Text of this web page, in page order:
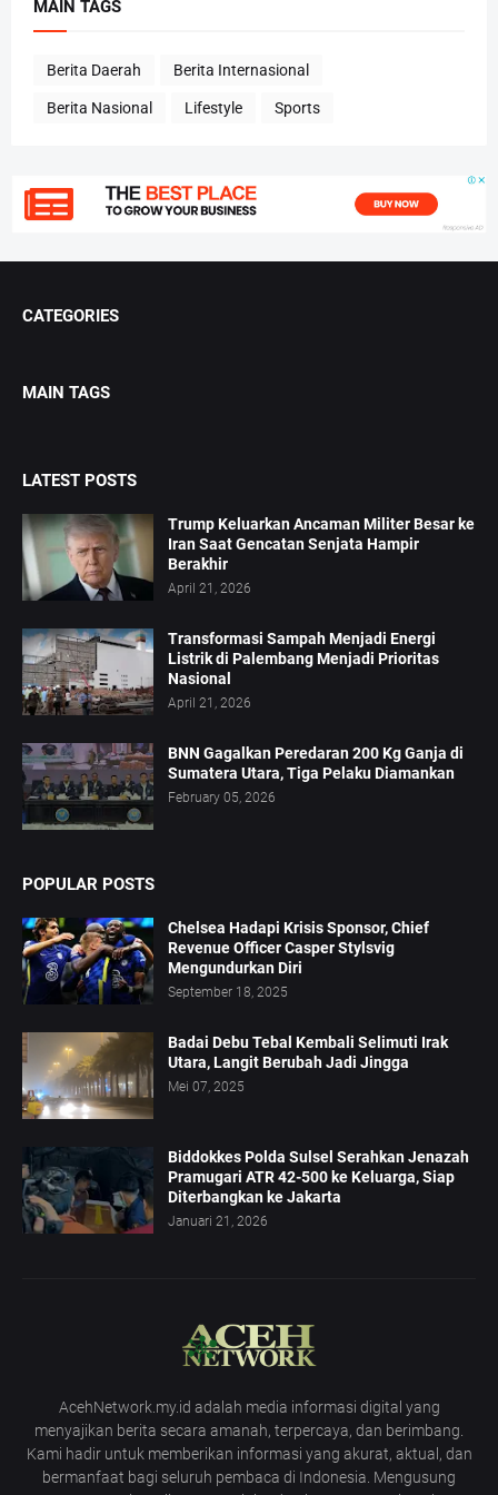
MAIN TAGS
Berita Daerah Berita Internasional
Berita Nasional Lifestyle Sports
CATEGORIES
MAIN TAGS
LATEST POSTS
Trump Keluarkan Ancaman Militer Besar ke
Iran Saat Gencatan Senjata Hampir
Berakhir
April 21, 2026
Transformasi Sampah Menjadi Energi
Listrik di Palembang Menjadi Prioritas
Nasional
April 21, 2026
BNN Gagalkan Peredaran 200 Kg Ganja di
Sumatera Utara, Tiga Pelaku Diamankan
February 05, 2026
POPULAR POSTS
Chelsea Hadapi Krisis Sponsor, Chief
Revenue Officer Casper Stylsvig
Mengundurkan Diri
September 18, 2025
Badai Debu Tebal Kembali Selimuti Irak
Utara, Langit Berubah Jadi Jingga
Mei 07, 2025
Biddokkes Polda Sulsel Serahkan Jenazah
Pramugari ATR 42-500 ke Keluarga, Siap
Diterbangkan ke Jakarta
Januari 21, 2026
AcehNetwork.my.id adalah media informasi digital yang
menyajikan berita secara amanah, terpercaya, dan berimbang.
Kami hadir untuk memberikan informasi yang akurat, aktual, dan
bermanfaat bagi seluruh pembaca di Indonesia. Mengusung